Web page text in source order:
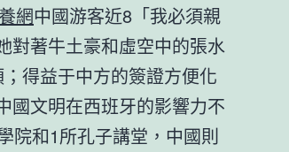
網中國游客近8「我必須親
對著牛土豪和虛空中的張水
得益于中方的簽證方便化
國文明在西班牙的影響力不
院和1所孔子講堂，中國則